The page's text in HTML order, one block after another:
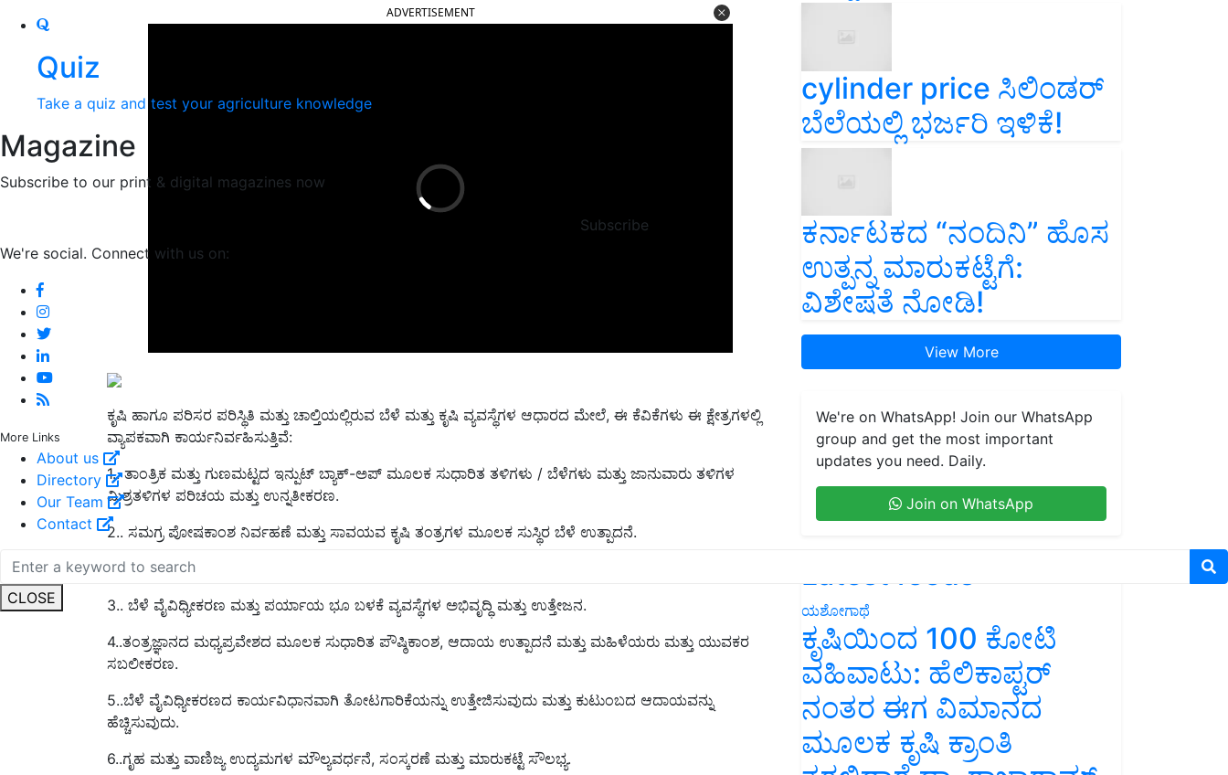
Quiz
Take a quiz and test your agriculture knowledge
Magazine
Subscribe to our print & digital magazines now
Subscribe
We're social. Connect with us on:
More Links
About us
Directory
Our Team
Contact
CLOSE
ಕೃಷಿ ಹಾಗೂ ಪರಿಸರ ಪರಿಸ್ಥಿತಿ ಮತ್ತು ಚಾಲ್ತಿಯಲ್ಲಿರುವ ಬೆಳೆ ಮತ್ತು ಕೃಷಿ ವ್ಯವಸ್ಥೆಗಳ ಆಧಾರದ ಮೇಲೆ, ಈ ಕೆವಿಕೆಗಳು ಈ ಕ್ಷೇತ್ರಗಳಲ್ಲಿ
ವ್ಯಾಪಕವಾಗಿ ಕಾರ್ಯನಿರ್ವಹಿಸುತ್ತಿವೆ:
1.. ತಾಂತ್ರಿಕ ಮತ್ತು ಗುಣಮಟ್ಟದ ಇನ್ಪುಟ್ ಬ್ಯಾಕ್-ಅಪ್ ಮೂಲಕ ಸುಧಾರಿತ ತಳಿಗಳು / ಬೆಳೆಗಳು ಮತ್ತು ಜಾನುವಾರು ತಳಿಗಳ
ಮಿಶ್ರತಳಿಗಳ ಪರಿಚಯ ಮತ್ತು ಉನ್ನತೀಕರಣ.
2.. ಸಮಗ್ರ ಪೋಷಕಾಂಶ ನಿರ್ವಹಣೆ ಮತ್ತು ಸಾವಯವ ಕೃಷಿ ತಂತ್ರಗಳ ಮೂಲಕ ಸುಸ್ಥಿರ ಬೆಳೆ ಉತ್ಪಾದನೆ.
ಸಮಗ್ರ ಕೀಟ ಮತ್ತು ರೋಗ ನಿರ್ವಹಣೆ.
4..ತಂತ್ರಜ್ಞಾನದ ಮಧ್ಯಪ್ರವೇಶದ ಮೂಲಕ ಸುಧಾರಿತ ಪೌಷ್ಠಿಕಾಂಶ, ಆದಾಯ ಉತ್ಪಾದನೆ ಮತ್ತು ಮಹಿಳೆಯರು ಮತ್ತು ಯುವಕರ
ಸಬಲೀಕರಣ.
ಹೆಚ್ಚಿಸುವುದು.
6..ಗೃಹ ಮತ್ತು ವಾಣಿಜ್ಯ ಉದ್ಯಮಗಳ ಮೌಲ್ಯವರ್ಧನೆ, ಸಂಸ್ಕರಣೆ ಮತ್ತು ಮಾರುಕಟ್ಟೆ ಸೌಲಭ್ಯ.
cylinder price ಸಿಲಿಂಡರ್‌
ಬೆಲೆಯಲ್ಲಿ ಭರ್ಜರಿ ಇಳಿಕೆ!
ಕರ್ನಾಟಕದ “ನಂದಿನಿ” ಹೊಸ
ಉತ್ಪನ್ನ ಮಾರುಕಟ್ಟೆಗೆ:
ವಿಶೇಷತೆ ನೋಡಿ!
View More
We're on WhatsApp! Join our WhatsApp
group and get the most important
updates you need. Daily.
Join on WhatsApp
Latest feeds
ಯಶೋಗಾಥೆ
ಕೃಷಿಯಿಂದ 100 ಕೋಟಿ
ವಹಿವಾಟು: ಹೆಲಿಕಾಪ್ಟರ್
ನಂತರ ಈಗ ವಿಮಾನದ
ಮೂಲಕ ಕೃಷಿ ಕ್ರಾಂತಿ